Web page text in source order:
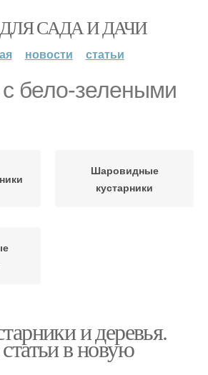
САДА И ДАЧИ
новости статьи
с бело-зелеными
Шаровидные
кустарники
и деревья.
в новую